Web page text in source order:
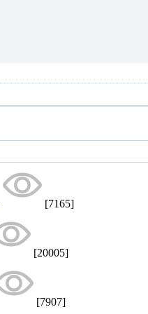
[7165]
[20005]
[7907]